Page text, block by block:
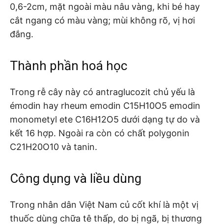
0,6-2cm, mặt ngoài màu nâu vàng, khi bé hay
cắt ngang có màu vàng; mùi không rõ, vị hơi
đắng.
Thành phần hoá học
Trong rễ cây này có antraglucozit chủ yếu là
émodin hay rheum emodin C15H10O5 emodin
monometyl ete C16H12O5 dưới dạng tự do và
kết 16 hợp. Ngoài ra còn có chất polygonin
C21H20O10 và tanin.
Công dụng và liều dùng
Trong nhân dân Việt Nam củ cốt khí là một vị
thuốc dùng chữa tê thấp, do bị ngã, bị thương